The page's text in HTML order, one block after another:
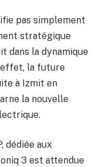
pas simplement
stratégique
dans la dynamique
la future
à Izmit en
la nouvelle
dédiée aux
3 est attendue